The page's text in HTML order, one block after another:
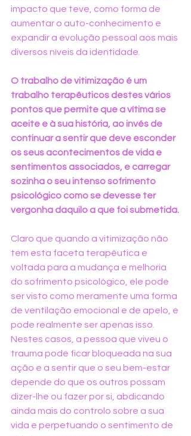
impacto que teve, como forma de
aumentar o auto-conhecimento e
expandir a evolução pessoal aos mais
diversos níveis da identidade.
O trabalho de vitimização é um
trabalho terapêuticos destes vários
pontos que permite que a vítima se
aceite e à sua história, ao invés de
continuar a sentir que deve esconder
os seus acontecimentos de vida e
sentimentos associados, e carregar
sozinha o seu intenso sofrimento
psicológico como se devesse ter
vergonha daquilo a que foi submetida.
Claro que quando a vitimização não
tem esta faceta terapêutica e
voltada para a mudança e melhoria
do sofrimento psicológico, ele pode
ser visto como meramente uma forma
de ventilação emocional e de apelo, e
pode realmente ser apenas isso.
Nestes casos, a pessoa que viveu o
trauma pode ficar bloqueada na sua
ação e a sentir que o seu bem-estar
depende do que os outros possam
dizer-lhe ou fazer por si, abdicando
ainda mais do controlo sobre a sua
vida e perpetuando o sentimento de